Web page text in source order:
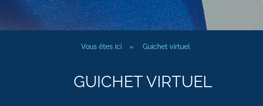
Vous êtes ici » Guichet virtuel
GUICHET VIRTUEL